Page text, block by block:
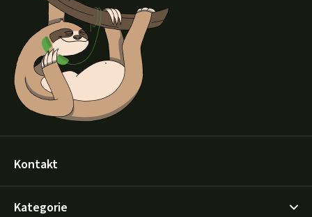
Kontakt
Kategorie